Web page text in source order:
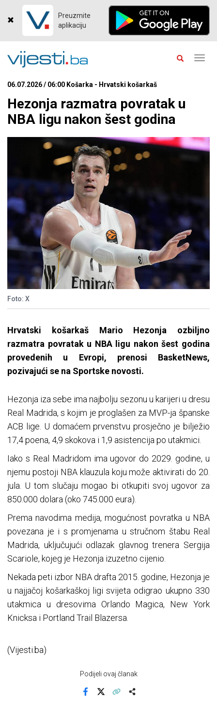
Preuzmite
aplikaciju
06.07.2026 / 06:00 Košarka - Hrvatski košarkaš
Hezonja razmatra povratak u
NBA ligu nakon šest godina
Foto: X
Hrvatski košarkaš Mario Hezonja ozbiljno
razmatra povratak u NBA ligu nakon šest godina
provedenih u Evropi, prenosi BasketNews,
pozivajući se na Sportske novosti.
Hezonja iza sebe ima najbolju sezonu u karijeri u dresu
Real Madrida, s kojim je proglašen za MVP-ja španske
ACB lige. U domaćem prvenstvu prosječno je bilježio
17,4 poena, 4,9 skokova i 1,9 asistencija po utakmici.
Iako s Real Madridom ima ugovor do 2029. godine, u
njemu postoji NBA klauzula koju može aktivirati do 20.
jula. U tom slučaju mogao bi otkupiti svoj ugovor za
850.000 dolara (oko 745.000 eura).
Prema navodima medija, mogućnost povratka u NBA
povezana je i s promjenama u stručnom štabu Real
Madrida, uključujući odlazak glavnog trenera Sergija
Scariole, kojeg je Hezonja izuzetno cijenio.
Nekada peti izbor NBA drafta 2015. godine, Hezonja je
u najjačoj košarkaškoj ligi svijeta odigrao ukupno 330
utakmica u dresovima Orlando Magica, New York
Knicksa i Portland Trail Blazersa.
(Vijesti.ba)
Podijeli ovaj članak